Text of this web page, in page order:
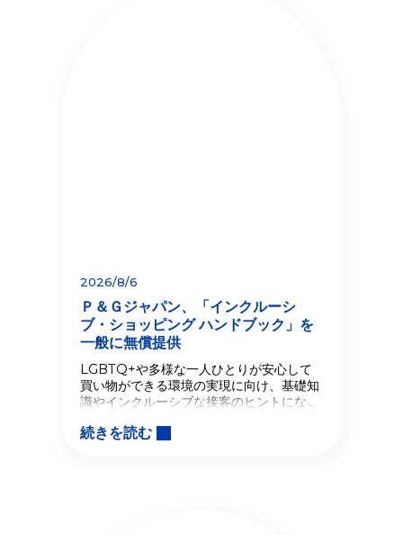
2026/8/6
Ｐ＆Ｇジャパン、「インクルーシ
ブ・ショッピング ハンドブック」を
一般に無償提供
LGBTQ+や多様な一人ひとりが安心して
買い物ができる環境の実現に向け、基礎知
識やインクルーシブな接客のヒントになる
続きを読む